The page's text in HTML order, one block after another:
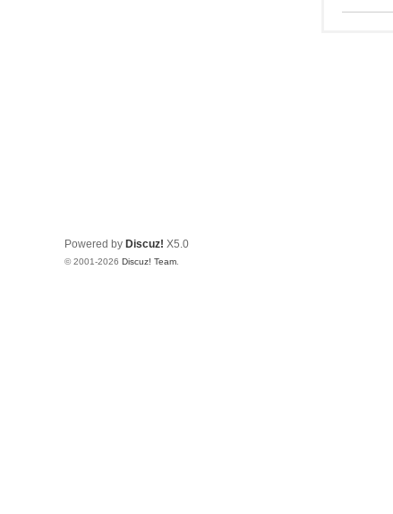
Powered by Discuz! X5.0
© 2001-2026 Discuz! Team